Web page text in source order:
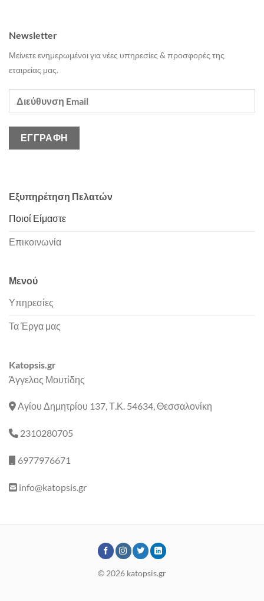
Newsletter
Μείνετε ενημερωμένοι για νέες υπηρεσίες & προσφορές της
εταιρείας μας.
Εξυπηρέτηση Πελατών
Ποιοί Είμαστε
Επικοινωνία
Μενού
Υπηρεσίες
Τα Έργα μας
Katopsis.gr
Άγγελος Μουτίδης
Αγίου Δημητρίου 137, Τ.Κ. 54634, Θεσσαλονίκη
2310280705
6977976671
info@katopsis.gr
© 2026 katopsis.gr